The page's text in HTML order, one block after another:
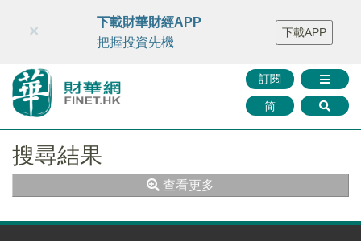
財華智庫網 FINTV FINMETA 財華證券 媒體矩陣
智庫沙龍
聯絡我們
訂閱
简
×
下載財華財經APP
把握投資先機
下載APP
搜尋結果
查看更多